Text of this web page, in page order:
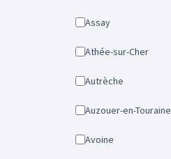
Assay
Athée-sur-Cher
Autrèche
Auzouer-en-Touraine
Avoine